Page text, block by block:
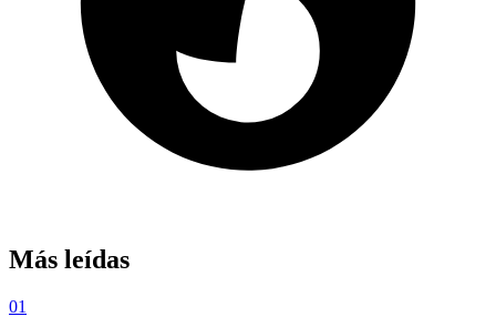
Más leídas
01